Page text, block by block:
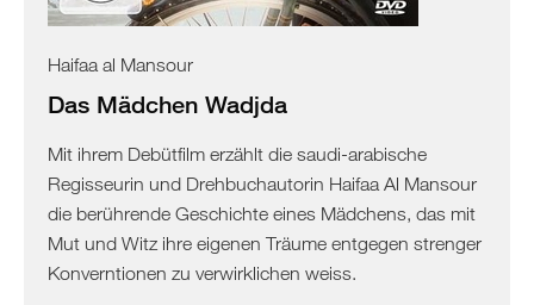
Haifaa al Mansour
Das Mädchen Wadjda
Mit ihrem Debütfilm erzählt die saudi-arabische
Regisseurin und Drehbuchautorin Haifaa Al Mansour
die berührende Geschichte eines Mädchens, das mit
Mut und Witz ihre eigenen Träume entgegen strenger
Konverntionen zu verwirklichen weiss.